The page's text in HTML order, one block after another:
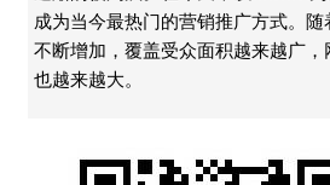
成为当今最热门的营销推广方式。
不断增加，覆盖受众面积越来越广，
也越来越大。